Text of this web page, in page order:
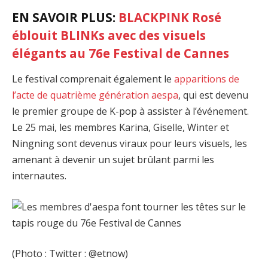
EN SAVOIR PLUS: BLACKPINK Rosé
éblouit BLINKs avec des visuels
élégants au 76e Festival de Cannes
Le festival comprenait également le apparitions de
l’acte de quatrième génération aespa, qui est devenu
le premier groupe de K-pop à assister à l’événement.
Le 25 mai, les membres Karina, Giselle, Winter et
Ningning sont devenus viraux pour leurs visuels, les
amenant à devenir un sujet brûlant parmi les
internautes.
(Photo : Twitter : @etnow)